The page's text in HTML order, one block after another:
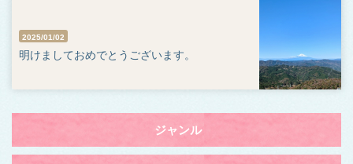
2025/01/02
明けましておめでとうございます。
Toggle
navigation
ジャンル